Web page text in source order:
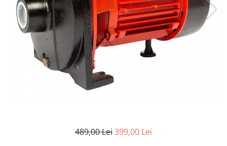
489,00 Lei399,00 Lei